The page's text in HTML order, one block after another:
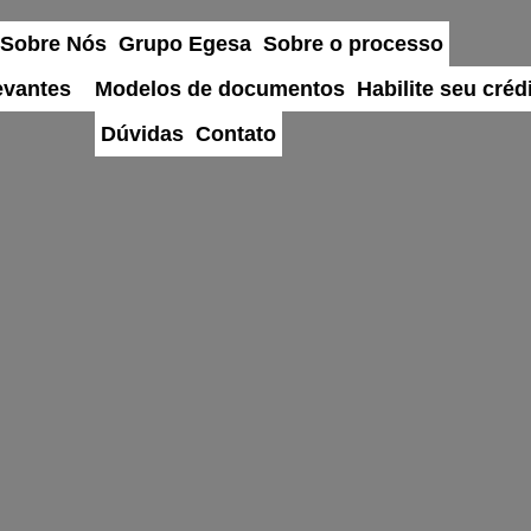
Sobre Nós Grupo Egesa Sobre o processo
Modelos de documentos Habilite seu
Dúvidas Contato